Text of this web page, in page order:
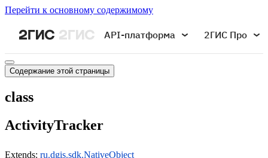
Перейти к основному содержимому
API-платформа 2ГИС Про
Содержание этой страницы
class
ActivityTracker
Extends: ru.dgis.sdk.NativeObject